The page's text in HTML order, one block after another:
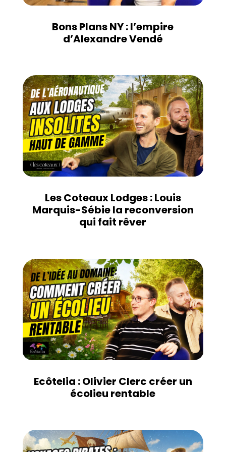
Bons Plans NY : l’empire
d’Alexandre Vendé
Les Coteaux Lodges : Louis
Marquis-Sébie la reconversion
qui fait rêver
Ecôtelia : Olivier Clerc créer un
écolieu rentable